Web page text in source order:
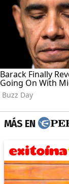
MÁS EN